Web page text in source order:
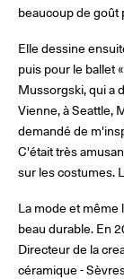
beaucoup de goût
Elle dessine
puis pour le ballet
Mussorgski, qui a
Vienne, à Seattle,
demandé de
C'était très
sur les costumes.
La mode et même
beau durable. En
Directeur de la
céramique -